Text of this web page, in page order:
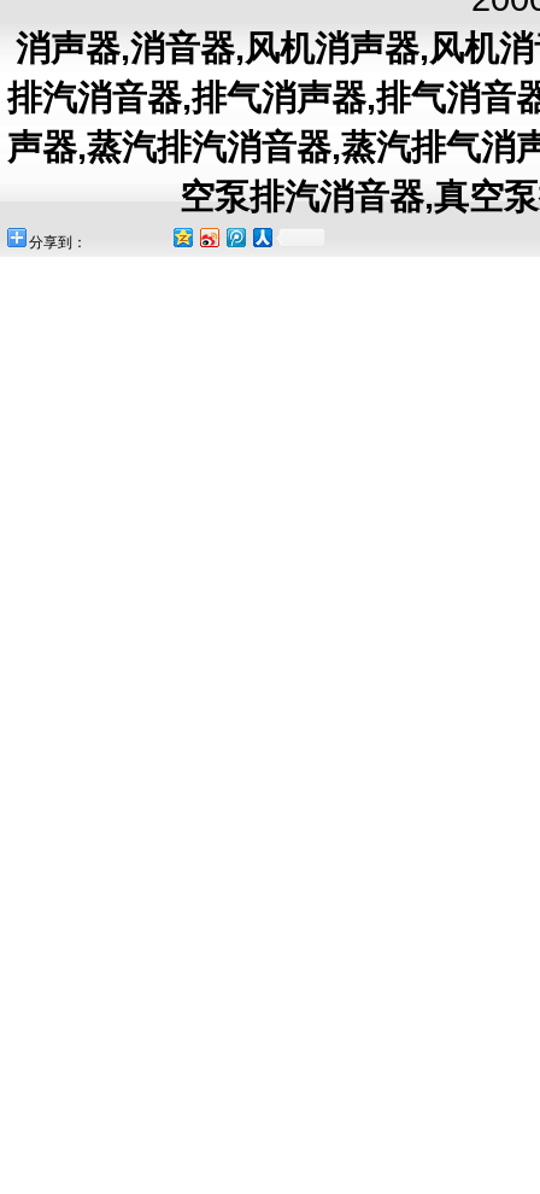
消声器,消音器,风机消声器,风机
排汽消音器,排气消声器,排气消音
声器,蒸汽排汽消音器,蒸汽排气消
空泵排汽消音器,真空
分享到：